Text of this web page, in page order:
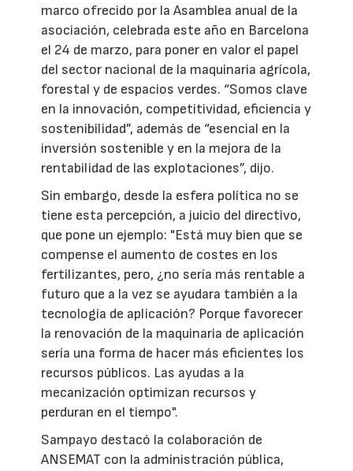
marco ofrecido por la Asamblea anual de la
asociación, celebrada este año en Barcelona
el 24 de marzo, para poner en valor el papel
del sector nacional de la maquinaria agrícola,
forestal y de espacios verdes. “Somos clave
en la innovación, competitividad, eficiencia y
sostenibilidad”, además de “esencial en la
inversión sostenible y en la mejora de la
rentabilidad de las explotaciones”, dijo.
Sin embargo, desde la esfera política no se
tiene esta percepción, a juicio del directivo,
que pone un ejemplo: "Está muy bien que se
compense el aumento de costes en los
fertilizantes, pero, ¿no sería más rentable a
futuro que a la vez se ayudara también a la
tecnología de aplicación? Porque favorecer
la renovación de la maquinaria de aplicación
sería una forma de hacer más eficientes los
recursos públicos. Las ayudas a la
mecanización optimizan recursos y
perduran en el tiempo".
Sampayo destacó la colaboración de
ANSEMAT con la administración pública,